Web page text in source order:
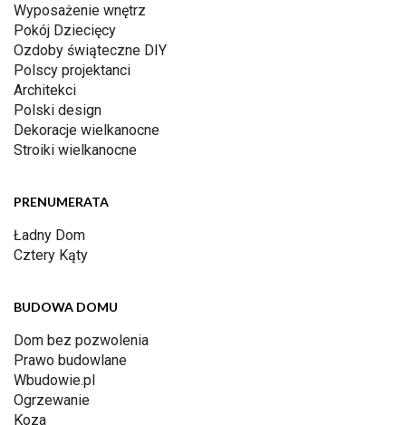
Wyposażenie wnętrz
Pokój Dziecięcy
Ozdoby świąteczne DIY
Polscy projektanci
Architekci
Polski design
Dekoracje wielkanocne
Stroiki wielkanocne
PRENUMERATA
Ładny Dom
Cztery Kąty
BUDOWA DOMU
Dom bez pozwolenia
Prawo budowlane
Wbudowie.pl
Ogrzewanie
Koza